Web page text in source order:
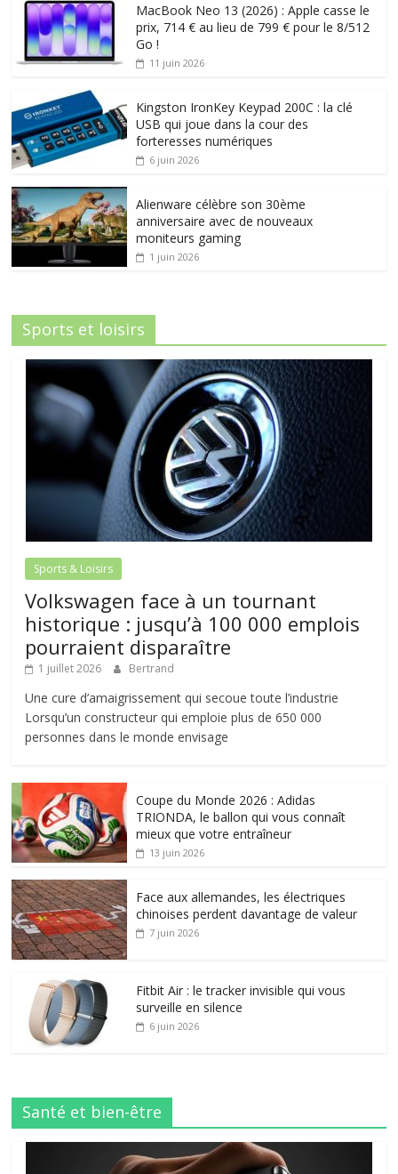
MacBook Neo 13 (2026) : Apple casse le
prix, 714 € au lieu de 799 € pour le 8/512
Go !
11 juin 2026
Kingston IronKey Keypad 200C : la clé
USB qui joue dans la cour des
forteresses numériques
6 juin 2026
Alienware célèbre son 30ème
anniversaire avec de nouveaux
moniteurs gaming
1 juin 2026
Sports et loisirs
Sports & Loisirs
Volkswagen face à un tournant
historique : jusqu’à 100 000 emplois
pourraient disparaître
1 juillet 2026 Bertrand
Une cure d’amaigrissement qui secoue toute l’industrie
Lorsqu’un constructeur qui emploie plus de 650 000
personnes dans le monde envisage
Coupe du Monde 2026 : Adidas
TRIONDA, le ballon qui vous connaît
mieux que votre entraîneur
13 juin 2026
Face aux allemandes, les électriques
chinoises perdent davantage de valeur
7 juin 2026
Fitbit Air : le tracker invisible qui vous
surveille en silence
6 juin 2026
Santé et bien-être